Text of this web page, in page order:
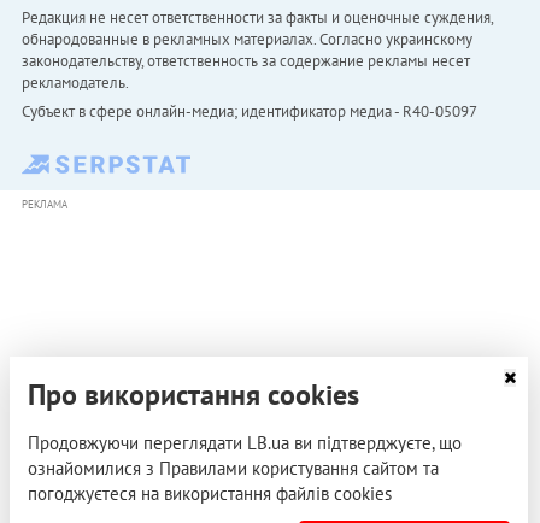
Редакция не несет ответственности за факты и оценочные суждения,
обнародованные в рекламных материалах. Согласно украинскому
законодательству, ответственность за содержание рекламы несет
рекламодатель.
Субъект в сфере онлайн-медиа; идентификатор медиа - R40-05097
РЕКЛАМА
Про використання cookies
Продовжуючи переглядати LB.ua ви підтверджуєте, що
ознайомилися з Правилами користування сайтом та
погоджуєтеся на використання файлів cookies